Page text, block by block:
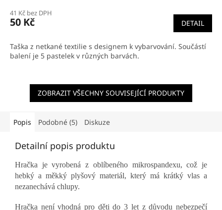
produktu
je
z
5
hvězdiček.
41 Kč bez DPH
50 Kč DETAIL
Taška z netkané textilie s designem k vybarvování. Součástí
balení je 5 pastelek v různých barvách.
ZOBRAZIT VŠECHNY SOUVISEJÍCÍ PRODUKTY
Popis Podobné (5) Diskuze
Detailní popis produktu
Hračka je vyrobená z oblíbeného mikrospandexu, což je
hebký a měkký plyšový materiál, který má krátký vlas a
nezanechává chlupy.
Hračka není vhodná pro děti do 3 let z důvodu nebezpečí